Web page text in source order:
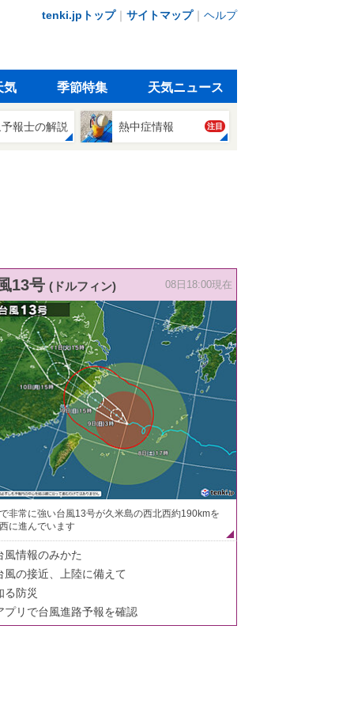
tenki.jpトップ｜ サイトマップ｜ ヘルプ
気 季節特集 天気ニュース
報士の解説 熱中症情報 注目
13号 (ドルフィン) 08日18:00現在
非常に強い台風13号が久米島の西北西約190kmを
に進んでいます
風情報のみかた
風の接近、上陸に備えて
る防災
プリで台風進路予報を確認